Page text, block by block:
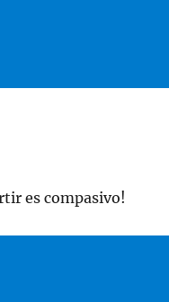
es compasivo!